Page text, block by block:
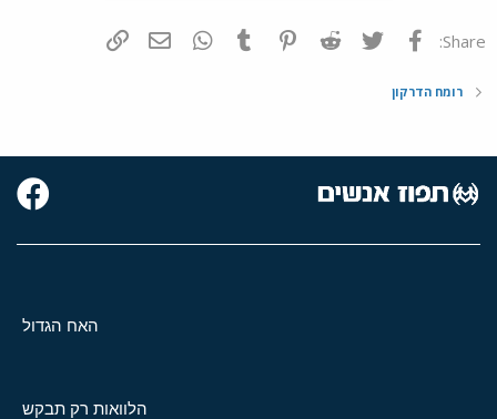
Share: פייסבוק Twitter
Reddit
Pinterest
Tumblr
WhatsAppדואר אלקטרוני
רומח הדרקון
האח הגדול
הלוואות רק תבקש